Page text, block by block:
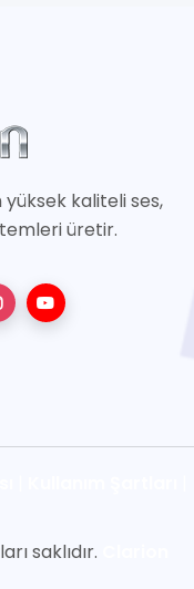
kaliteli ses,
üretir.
saklıdır.